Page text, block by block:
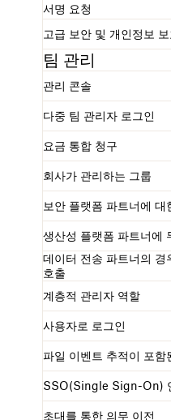
서명 요청
고급 보안 및 개인정보 보
팀 관리
관리 콘솔
다중 팀 관리자 로그인
요금 통합 청구
회사가 관리하는 그룹
보안 플랫폼 파트너에
생산성 플랫폼 파트너에
데이터 전송 파트너의 경
호출
계층적 관리자 역할
사용자로 로그인
파일 이벤트 추적이 포함
SSO(Single Sign-On)
초대를 통한 의무 이전